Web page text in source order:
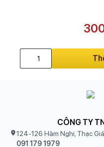
CÔNG TY
124-126 Hàm Nghi, Thạc
091 179 1979